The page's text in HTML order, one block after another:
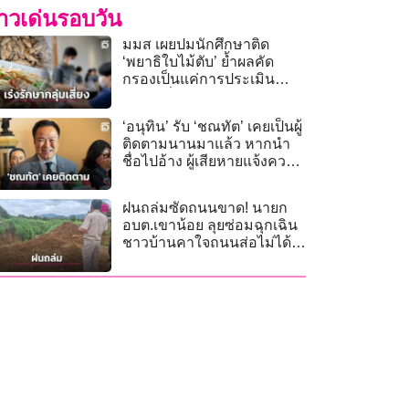
วเด่นรอบวัน
มมส เผยปมนักศึกษาติด
‘พยาธิใบไม้ตับ’ ย้ำผลคัด
กรองเป็นแค่การประเมิน
‘อนุทิน’ รับ ‘ชณทัต’ เคยเป็นผู้
ติดตามนานมาแล้ว หากนำ
ชื่อไปอ้าง ผู้เสียหายแจ้งความ
ฝนถล่มซัดถนนขาด! นายก
อบต.เขาน้อย ลุยซ่อมฉุกเฉิน
ชาวบ้านคาใจถนนส่อไม่ได้